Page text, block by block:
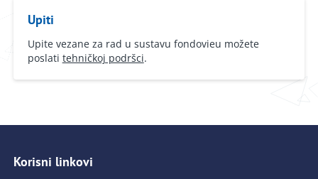
Upiti
Upite vezane za rad u sustavu fondovieu možete
poslati tehničkoj podršci.
Korisni linkovi